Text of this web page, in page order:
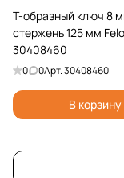
Т-образный ключ 8
стержень 125 мм Felo
30408460
0 0Арт.30408460
В корзину